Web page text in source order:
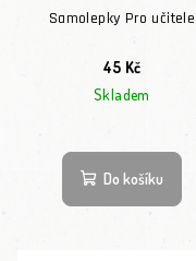
Samolepky Pro učitele
45 Kč
Skladem
Do košíku